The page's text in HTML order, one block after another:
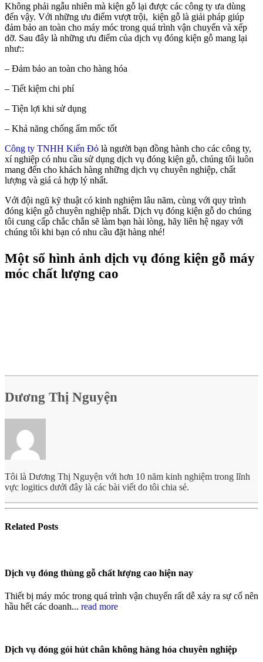
Không phải ngẫu nhiên mà kiện gỗ lại được các công ty ưa dùng
đến vậy. Với những ưu điểm vượt trội, kiện gỗ là giải pháp giúp
đảm bảo an toàn cho máy móc trong quá trình vận chuyển và xếp
dỡ. Sau đây là những ưu điểm của dịch vụ đóng kiện gỗ mang lại
như::
– Đảm bảo an toàn cho hàng hóa
– Tiết kiệm chi phí
– Tiện lợi khi sử dụng
– Khả năng chống ẩm mốc tốt
Công ty TNHH Kiến Đỏ là người bạn đồng hành cho các công ty,
xí nghiệp có nhu cầu sử dụng dịch vụ đóng kiện gỗ, chúng tôi luôn
mang đến cho khách hàng những dịch vụ chuyên nghiệp, chất
lượng và giá cả hợp lý nhất.
Với đội ngũ kỹ thuật có kinh nghiệm lâu năm, cùng với quy trình
đóng kiện gỗ chuyên nghiệp nhất. Dịch vụ đóng kiện gỗ do chúng
tôi cung cấp chắc chắn sẽ làm bạn hài lòng, hãy liên hệ ngay với
chúng tôi khi bạn có nhu cầu đặt hàng nhé!
Một số hình ảnh dịch vụ đóng kiện gỗ máy
móc chất lượng cao
Dương Thị Nguyện
Tôi là Dương Thị Nguyện với hơn 10 năm kinh nghiệm trong lĩnh
vực logitics dưới đây là các bài viết do tôi chia sẻ.
Related Posts
Dịch vụ đóng thùng gỗ chất lượng cao hiện nay
Thiết bị máy móc trong quá trình vận chuyển rất dễ xảy ra sự cố nên
hầu hết các doanh... read more
Dịch vụ đóng gói hút chân không hàng hóa chuyên nghiệp